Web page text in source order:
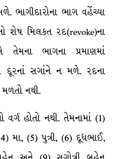
ભાગીદારોના ભાગ વહેંચ્યા
મિલકત રદ(revoke)ના
તેમના ભાગના પ્રમાણમાં
દૂરનાં સગાંને ન મળે. રદના
નથી.
વર્ગ હોતો નથી. તેમનામાં (1)
મા, (5) પુત્રી, (6) દૂધભાઈ,